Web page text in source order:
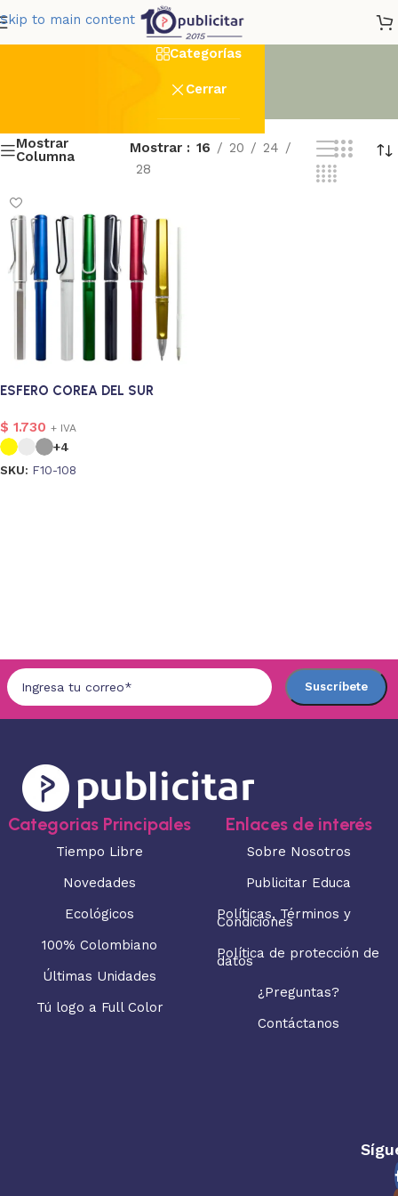
Skip to main contentCorea Del Sur
Categorías
Cerrar
Mostrar
Columna
Mostrar 16 20
24
28
ESFERO COREA DEL SUR
$ 1.730 + IVA
+4
SKU: F10-108
Categorias Principales
Tiempo Libre
Novedades
Ecológicos
100% Colombiano
Últimas Unidades
Tú logo a Full Color
Enlaces de interés
Sobre Nosotros
Publicitar Educa
Políticas, Términos y
Condiciones
Política de protección de
datos
¿Preguntas?
Contáctanos